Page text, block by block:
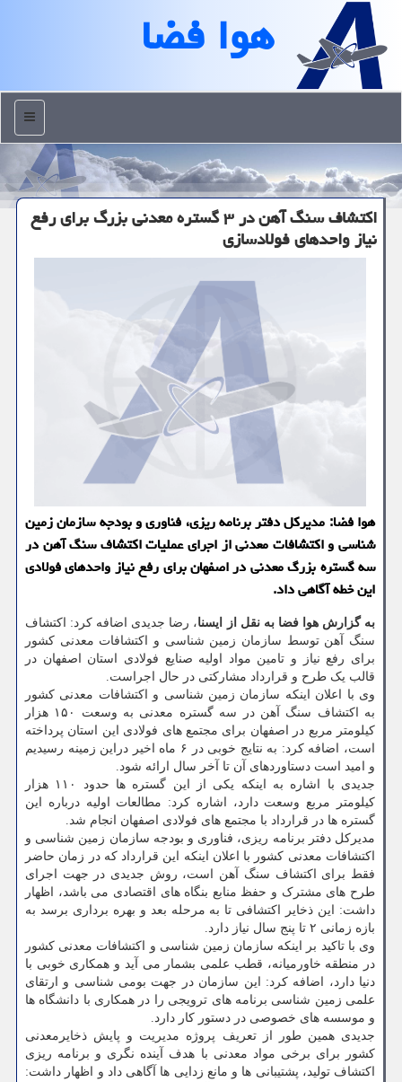
هوا فضا
منو
اكتشاف سنگ آهن در ۳ گستره معدنی بزرگ برای رفع
نیاز واحدهای فولادسازی
هوا فضا: مدیرکل دفتر برنامه ریزی، فناوری و بودجه سازمان زمین
شناسی و اکتشافات معدنی از اجرای عملیات اکتشاف سنگ آهن در
سه گستره بزرگ معدنی در اصفهان برای رفع نیاز واحدهای فولادی
این خطه آگاهی داد.
به گزارش هوا فضا به نقل از ایسنا، رضا جدیدی اضافه کرد: اکتشاف
سنگ آهن توسط سازمان زمین شناسی و اکتشافات معدنی کشور
برای رفع نیاز و تامین مواد اولیه صنایع فولادی استان اصفهان در
قالب یک طرح و قرارداد مشارکتی در حال اجراست.
وی با اعلان اینکه سازمان زمین شناسی و اکتشافات معدنی کشور
به اکتشاف سنگ آهن در سه گستره معدنی به وسعت ۱۵۰ هزار
کیلومتر مربع در اصفهان برای مجتمع های فولادی این استان پرداخته
است، اضافه کرد: به نتایج خوبی در ۶ ماه اخیر دراین زمینه رسیدیم
و امید است دستاوردهای آن تا آخر سال ارائه شود.
جدیدی با اشاره به اینکه یکی از این گستره ها حدود ۱۱۰ هزار
کیلومتر مربع وسعت دارد، اشاره کرد: مطالعات اولیه درباره این
گستره ها در قرارداد با مجتمع های فولادی اصفهان انجام شد.
مدیرکل دفتر برنامه ریزی، فناوری و بودجه سازمان زمین شناسی و
اکتشافات معدنی کشور با اعلان اینکه این قرارداد که در زمان حاضر
فقط برای اکتشاف سنگ آهن است، روش جدیدی در جهت اجرای
طرح های مشترک و حفظ منابع بنگاه های اقتصادی می باشد، اظهار
داشت: این ذخایر اکتشافی تا به مرحله بعد و بهره برداری برسد به
بازه زمانی ۲ تا پنج سال نیاز دارد.
وی با تاکید بر اینکه سازمان زمین ‎شناسی و اکتشافات معدنی کشور
در منطقه خاورمیانه، قطب علمی بشمار می آید و همکاری خوبی با
دنیا دارد، اضافه کرد: این سازمان در جهت بومی شناسی و ارتقای
علمی زمین شناسی برنامه های ترویجی را در همکاری با دانشگاه ها
و موسسه های خصوصی در دستور کار دارد.
جدیدی همین طور از تعریف پروژه مدیریت و پایش ذخایرمعدنی
کشور برای برخی مواد معدنی با هدف آینده نگری و برنامه ریزی
اکتشاف تولید، پشتیبانی ها و مانع زدایی ها آگاهی داد و اظهار داشت: